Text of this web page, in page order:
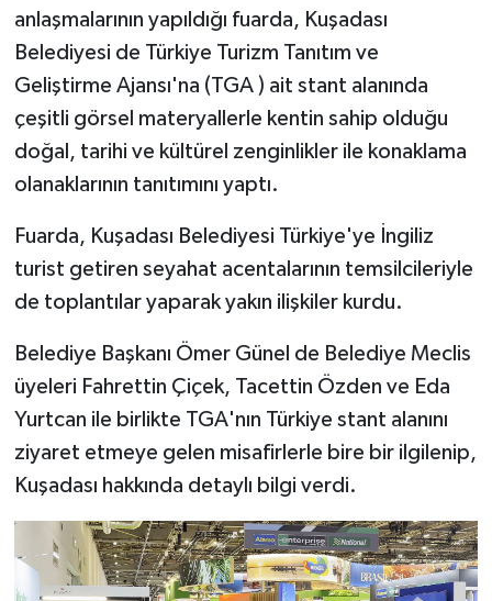
anlaşmalarının yapıldığı fuarda, Kuşadası
Belediyesi de Türkiye Turizm Tanıtım ve
Geliştirme Ajansı'na (TGA ) ait stant alanında
çeşitli görsel materyallerle kentin sahip olduğu
doğal, tarihi ve kültürel zenginlikler ile konaklama
olanaklarının tanıtımını yaptı.
Fuarda, Kuşadası Belediyesi Türkiye'ye İngiliz
turist getiren seyahat acentalarının temsilcileriyle
de toplantılar yaparak yakın ilişkiler kurdu.
Belediye Başkanı Ömer Günel de Belediye Meclis
üyeleri Fahrettin Çiçek, Tacettin Özden ve Eda
Yurtcan ile birlikte TGA'nın Türkiye stant alanını
ziyaret etmeye gelen misafirlerle bire bir ilgilenip,
Kuşadası hakkında detaylı bilgi verdi.